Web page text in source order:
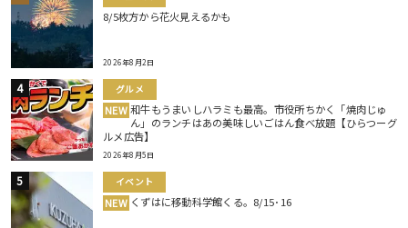
8/5枚方から花火見えるかも
2026年8月2日
グルメ
NEW 和牛もうまいしハラミも最高。市役所ちかく「焼肉じゅ
ん」のランチはあの美味しいごはん食べ放題【ひらつーグ
ルメ広告】
2026年8月5日
イベント
NEW くずはに移動科学館くる。8/15･16